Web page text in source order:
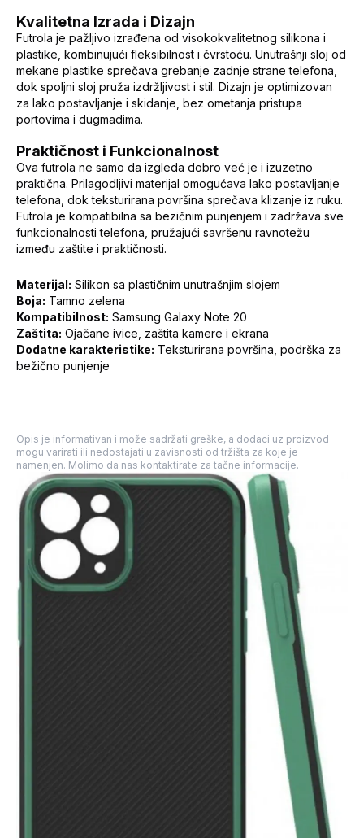
Kvalitetna Izrada i Dizajn
Futrola je pažljivo izrađena od visokokvalitetnog silikona i
plastike, kombinujući fleksibilnost i čvrstoću. Unutrašnji sloj od
mekane plastike sprečava grebanje zadnje strane telefona,
dok spoljni sloj pruža izdržljivost i stil. Dizajn je optimizovan
za lako postavljanje i skidanje, bez ometanja pristupa
portovima i dugmadima.
Praktičnost i Funkcionalnost
Ova futrola ne samo da izgleda dobro već je i izuzetno
praktična. Prilagodljivi materijal omogućava lako postavljanje
telefona, dok teksturirana površina sprečava klizanje iz ruku.
Futrola je kompatibilna sa bezičnim punjenjem i zadržava sve
funkcionalnosti telefona, pružajući savršenu ravnotežu
između zaštite i praktičnosti.
Materijal: Silikon sa plastičnim unutrašnjim slojem
Boja: Tamno zelena
Kompatibilnost: Samsung Galaxy Note 20
Zaštita: Ojačane ivice, zaštita kamere i ekrana
Dodatne karakteristike: Teksturirana površina, podrška za
bežično punjenje
Opis je informativan i može sadržati greške, a dodaci uz proizvod
mogu varirati ili nedostajati u zavisnosti od tržišta za koje je
namenjen. Molimo da nas kontaktirate za tačne informacije.